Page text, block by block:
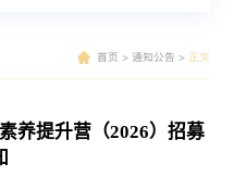
首页 > 通知公告 > 正文
养提升营（2026）招募